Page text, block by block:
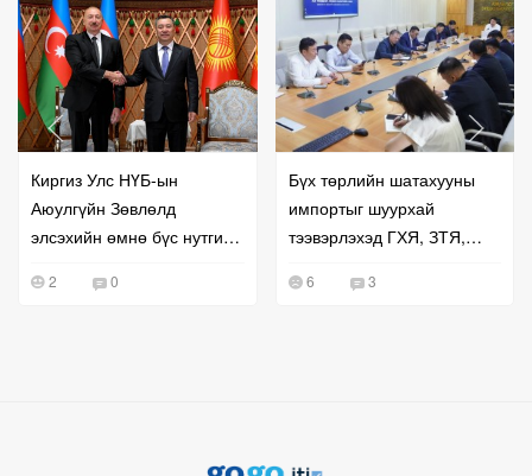
Киргиз Улс НҮБ-ын
Аюулгүйн Зөвлөлд
элсэхийн өмнө бүс нутгийн
эрчимжүүллээ
2 0
Бүх төрлийн шатахууны
импортыг шуурхай
тээвэрлэхэд ГХЯ, ЗТЯ,
6 3